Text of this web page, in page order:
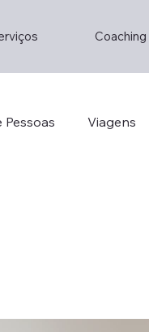
Coaching
Pessoas Viagens
Decorhotel Th2